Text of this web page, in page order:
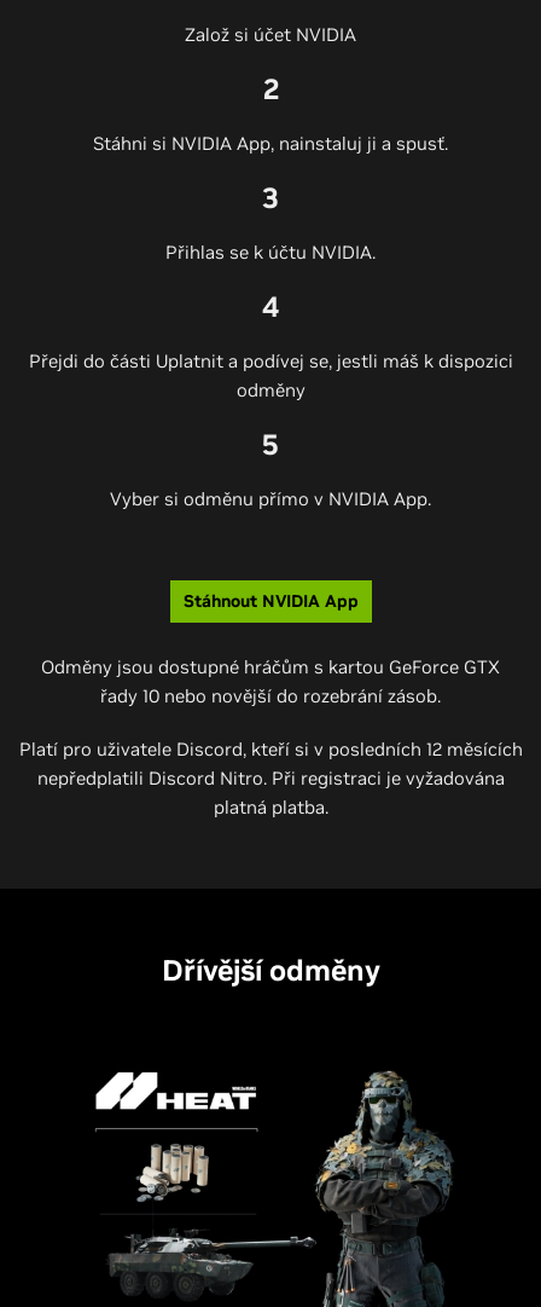
Založ si účet NVIDIA
2
Stáhni si NVIDIA App, nainstaluj ji a spusť.
3
Přihlas se k účtu NVIDIA.
4
Přejdi do části Uplatnit a podívej se, jestli máš k dispozici
odměny
5
Vyber si odměnu přímo v NVIDIA App.
Stáhnout NVIDIA App
Odměny jsou dostupné hráčům s kartou GeForce GTX
řady 10 nebo novější do rozebrání zásob.
Platí pro uživatele Discord, kteří si v posledních 12 měsících
nepředplatili Discord Nitro. Při registraci je vyžadována
platná platba.
Dřívější odměny